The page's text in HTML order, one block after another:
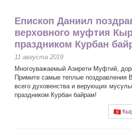
Епископ Даниил
верховного муфтия
праздником Курбан
11 августа 2019
Многоуважаемый Азирети Муфтий,
Примите самые теплые поздравления
всего духовенства и верующих
праздником Курбан байрам!